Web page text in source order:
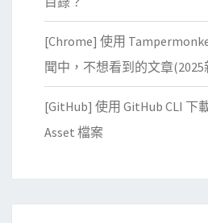
[Chrome] 使用
聞中，不想看到的文章(2025
[GitHub] 使用 GitHub CLI 下
Asset 檔案